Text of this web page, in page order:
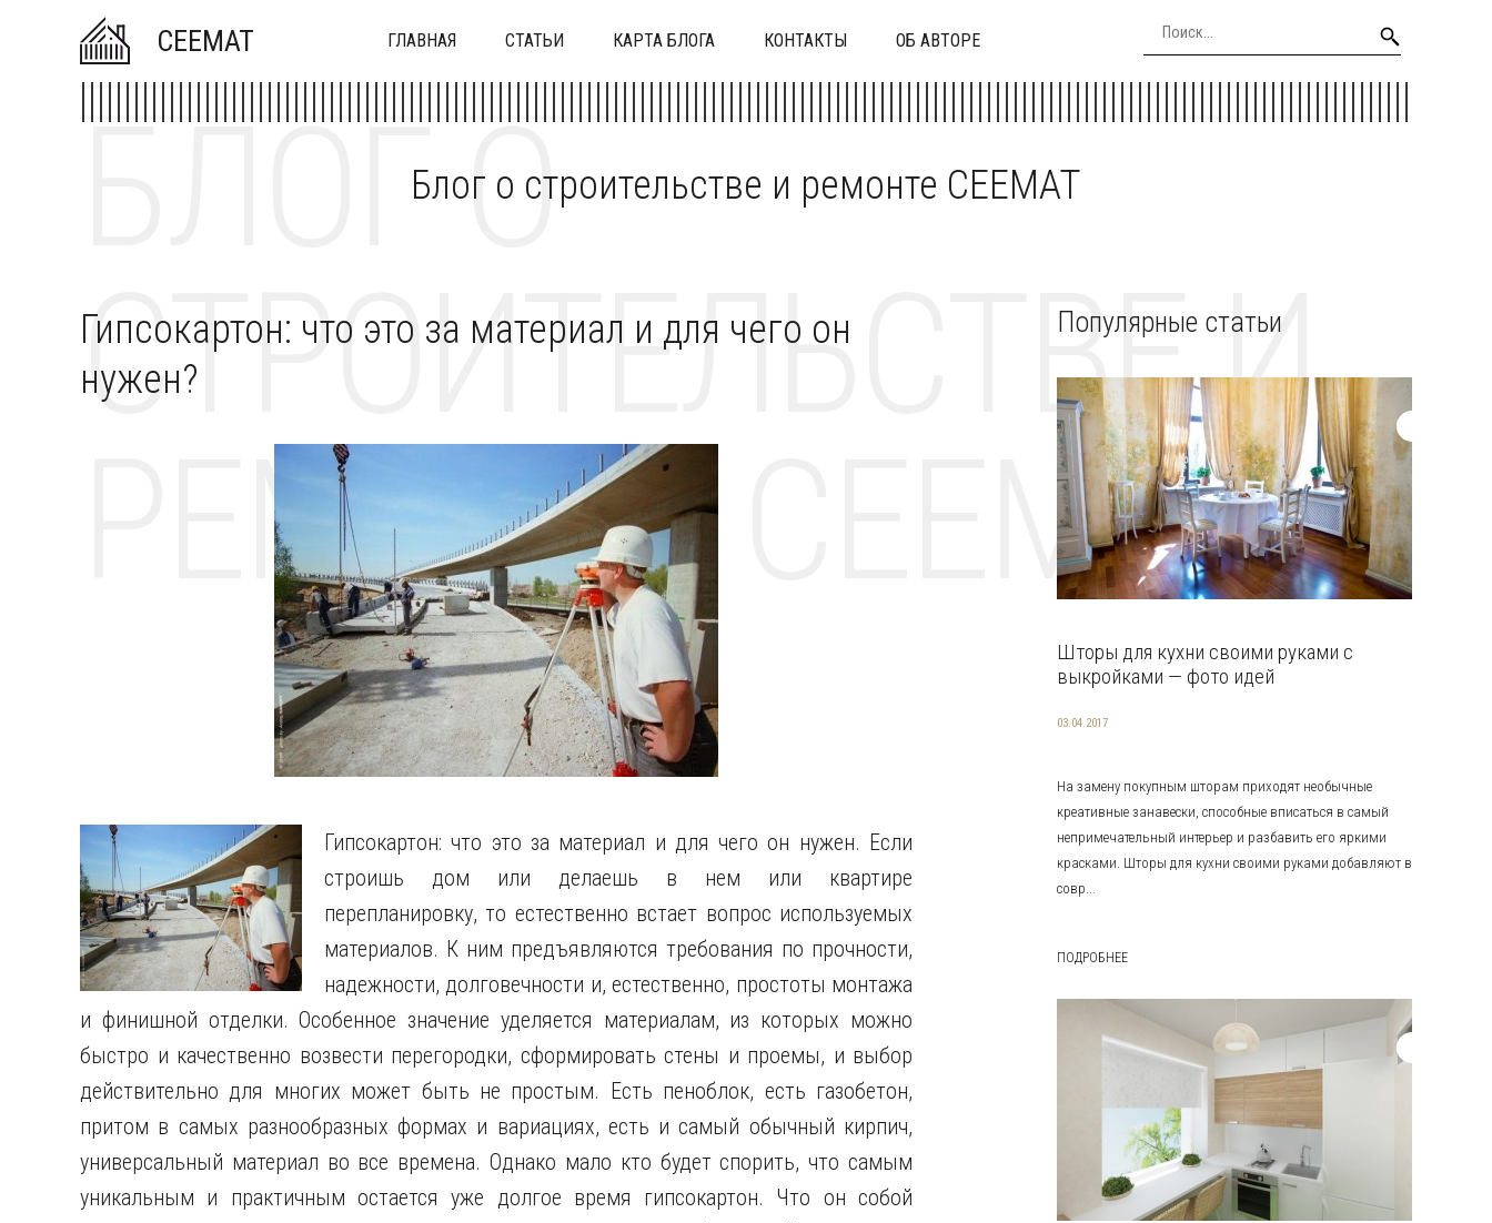
CEEMAT ГЛАВНАЯ СТАТЬИ КАРТА БЛОГА КОНТАКТЫ ОБ АВТОРЕ
Блог о строительстве и ремонте CEEMAT
БЛОГ О
СТРОИТЕЛЬСТВЕ И
РЕМОНТЕ CEEMAT
Гипсокартон: что это за материал и для чего он
нужен?
Гипсокартон: что это за материал и для чего он нужен. Если
строишь дом или делаешь в нем или квартире
перепланировку, то естественно встает вопрос используемых
материалов. К ним предъявляются требования по прочности,
надежности, долговечности и, естественно, простоты монтажа
и финишной отделки. Особенное значение уделяется материалам, из которых можно
быстро и качественно возвести перегородки, сформировать стены и проемы, и выбор
действительно для многих может быть не простым. Есть пеноблок, есть газобетон,
притом в самых разнообразных формах и вариациях, есть и самый обычный кирпич,
универсальный материал во все времена. Однако мало кто будет спорить, что самым
уникальным и практичным остается уже долгое время гипсокартон. Что он собой
Популярные статьи
Шторы для кухни своими руками с
выкройками — фото идей
03.04.2017
На замену покупным шторам приходят необычные
креативные занавески, способные вписаться в самый
непримечательный интерьер и разбавить его яркими
красками. Шторы для кухни своими руками добавляют в
совр...
ПОДРОБНЕЕ